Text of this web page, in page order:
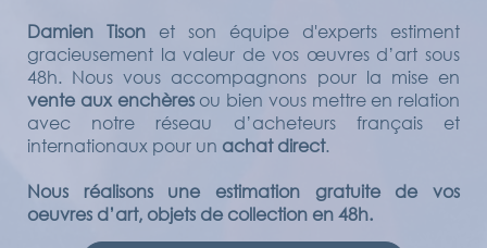
Damien Tison et son équipe d'experts estiment
gracieusement la valeur de vos œuvres d’art sous
48h. Nous vous accompagnons pour la mise en
vente aux enchèresou bien vous mettre en relation
avec notre réseau d’acheteurs français et
internationaux pour un achat direct.
Nous réalisons une estimation gratuite de vos
oeuvres d’art, objets de collection en 48h.